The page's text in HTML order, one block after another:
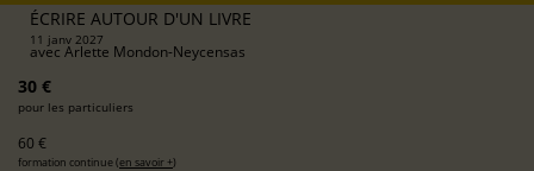
ÉCRIRE AUTOUR D'UN LIVRE
11 janv 2027
avec Arlette Mondon-Neycensas
30 €
pour les particuliers
60 €
formation continue (en savoir +)